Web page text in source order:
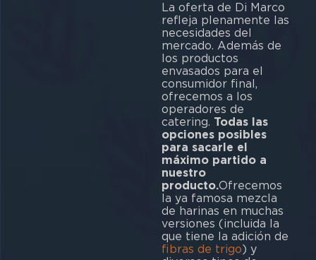
La oferta de Di Marco
refleja plenamente las
necesidades del
mercado. Además de
los productos
envasados para el
consumidor final,
ofrecemos a los
operadores de
catering. Todas las
opciones posibles
para sacarle el
máximo partido a
nuestro
producto.Ofrecemos
la ya famosa mezcla
de harinas en muchas
versiones (incluida la
que tiene la adición de
fibras de trigo) y